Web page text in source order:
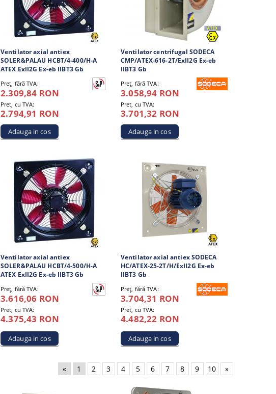
Ventilator axial antiex
SOLER&PALAU HCBT/4-400/H-A
ATEX ExII2G Ex-eb IIBT3 Gb
Preţ, fără TVA:
2.309,84 RON
Pret, cu TVA:
2.794,91 RON
Ventilator centrifugal SODECA
CMP/ATEX-616-2T/ExII2G Ex-eb
IIBT3 Gb
Preţ, fără TVA:
3.058,94 RON
Pret, cu TVA:
3.701,32 RON
Ventilator axial antiex
SOLER&PALAU HCBT/4-500/H-A
ATEX ExII2G Ex-eb IIBT3 Gb
Preţ, fără TVA:
3.616,06 RON
Pret, cu TVA:
4.375,43 RON
Ventilator axial antiex SODECA
HC/ATEX-25-2T/H/ExII2G Ex-eb
IIBT3 Gb
Preţ, fără TVA:
3.704,31 RON
Pret, cu TVA:
4.482,22 RON
« 1 2 3 4 5 6 7 8 9 10 »